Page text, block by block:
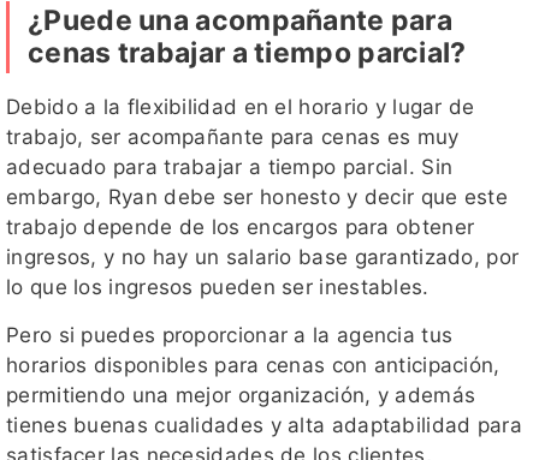
¿Puede una acompañante para
cenas trabajar a tiempo parcial?
Debido a la flexibilidad en el horario y lugar de
trabajo, ser acompañante para cenas es muy
adecuado para trabajar a tiempo parcial. Sin
embargo, Ryan debe ser honesto y decir que este
trabajo depende de los encargos para obtener
ingresos, y no hay un salario base garantizado, por
lo que los ingresos pueden ser inestables.
Pero si puedes proporcionar a la agencia tus
horarios disponibles para cenas con anticipación,
permitiendo una mejor organización, y además
tienes buenas cualidades y alta adaptabilidad para
satisfacer las necesidades de los clientes,